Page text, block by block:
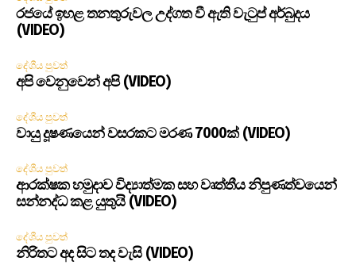
රජයේ ඉහළ තනතුරුවල උද්ගත වී ඇති වැටුප් අර්බුදය
(VIDEO)
දේශීය පුවත්
අපි වෙනුවෙන් අපි (VIDEO)
දේශීය පුවත්
වායු දූෂණයෙන් වසරකට මරණ 7000ක් (VIDEO)
දේශීය පුවත්
ආරක්ෂක හමුදාව විද්‍යාත්මක සහ වෘත්තීය නිපුණත්වයෙන්
සන්නද්ධ කළ යුතුයි (VIDEO)
දේශීය පුවත්
නිරිතට අද සිට තද වැසි (VIDEO)